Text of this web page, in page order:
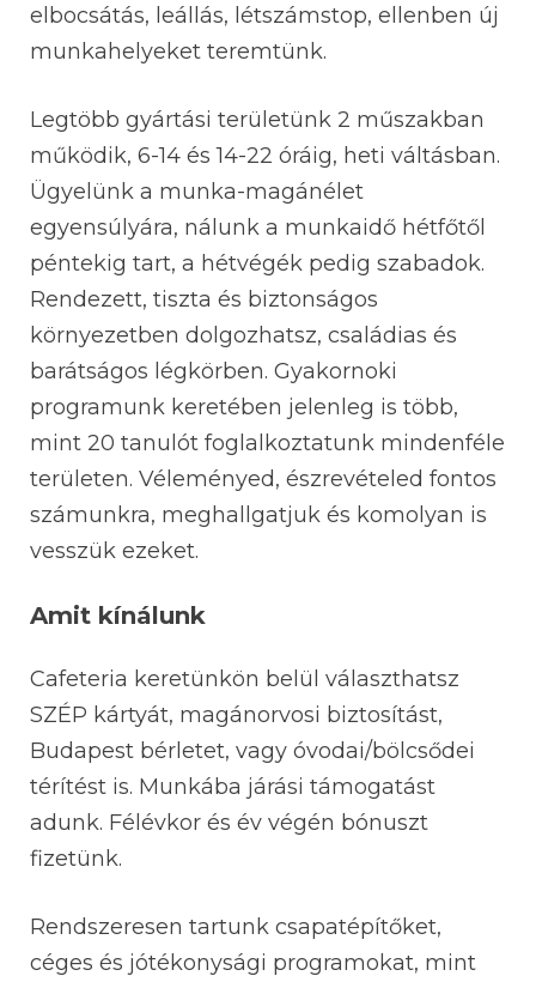
elbocsátás, leállás, létszámstop, ellenben új
munkahelyeket teremtünk.
Legtöbb gyártási területünk 2 műszakban
működik, 6-14 és 14-22 óráig, heti váltásban.
Ügyelünk a munka-magánélet
egyensúlyára, nálunk a munkaidő hétfőtől
péntekig tart, a hétvégék pedig szabadok.
Rendezett, tiszta és biztonságos
környezetben dolgozhatsz, családias és
barátságos légkörben. Gyakornoki
programunk keretében jelenleg is több,
mint 20 tanulót foglalkoztatunk mindenféle
területen. Véleményed, észrevételed fontos
számunkra, meghallgatjuk és komolyan is
vesszük ezeket.
Amit kínálunk
Cafeteria keretünkön belül választhatsz
SZÉP kártyát, magánorvosi biztosítást,
Budapest bérletet, vagy óvodai/bölcsődei
térítést is. Munkába járási támogatást
adunk. Félévkor és év végén bónuszt
fizetünk.
Rendszeresen tartunk csapatépítőket,
céges és jótékonysági programokat, mint